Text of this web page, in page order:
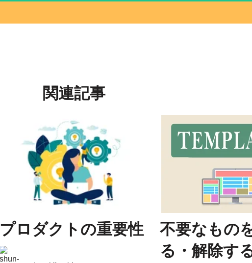
関連記事
プロダクトの重要性
不要なもの
る・解除す